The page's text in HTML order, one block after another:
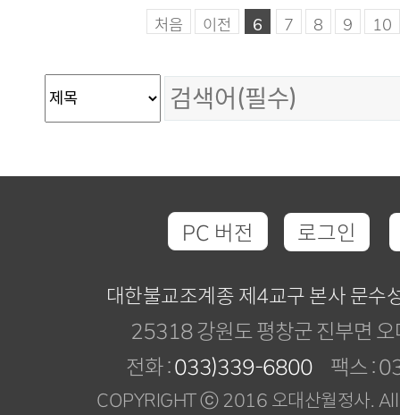
처음 이전 6 7 8 9 10
PC 버전 로그인
대한불교조계종 제4교구 본사 문수
25318 강원도 평창군 진부면
전화 :033)339-6800 팩스 :
COPYRIGHT ⓒ 2016 오대산월정사.